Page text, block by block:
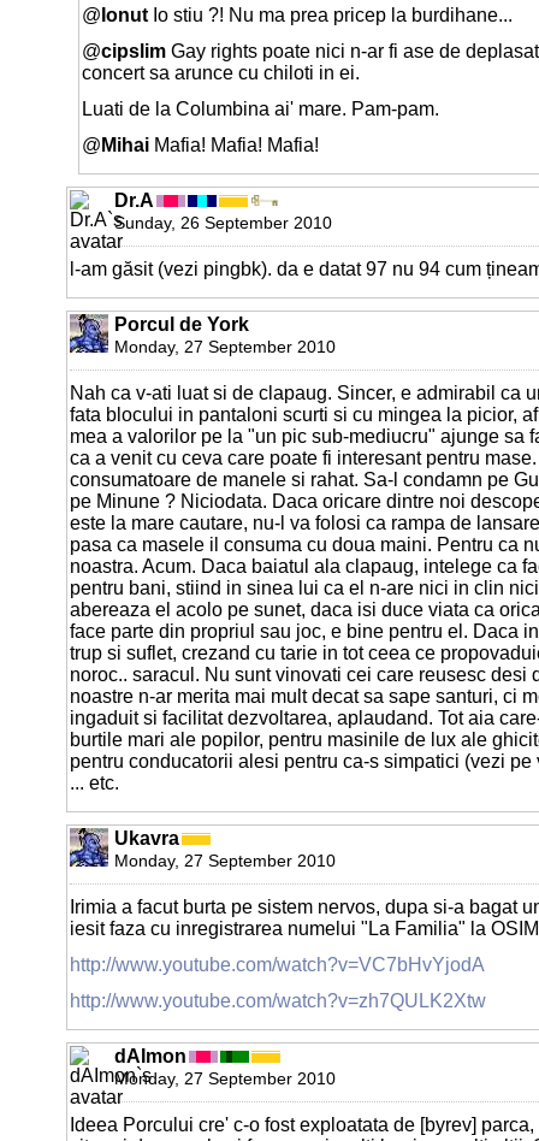
@ Ionut Io stiu ?! Nu ma prea pricep la burdihane...
@cipslim Gay rights poate nici n-ar fi ase de
concert sa arunce cu chiloti in ei.
Luati de la Columbina ai' mare. Pam-pam.
@ Mihai Mafia! Mafia! Mafia!
Dr.A
Sunday, 26 September 2010
l-am găsit (vezi pingbk). da e datat 97 nu 94 cum
Porcul de York
Monday, 27 September 2010
Nah ca v-ati luat si de clapaug. Sincer, e admirabil ca
fata blocului in pantaloni scurti si cu mingea la picior,
mea a valorilor pe la "un pic sub-mediucru" ajunge sa
ca a venit cu ceva care poate fi interesant pentru
consumatoare de manele si rahat. Sa-l condamn pe
pe Minune ? Niciodata. Daca oricare dintre noi
este la mare cautare, nu-l va folosi ca rampa de
pasa ca masele il consuma cu doua maini. Pentru ca
noastra. Acum. Daca baiatul ala clapaug, intelege ca
pentru bani, stiind in sinea lui ca el n-are nici in clin
abereaza el acolo pe sunet, daca isi duce viata ca
face parte din propriul sau joc, e bine pentru el. Daca
trup si suflet, crezand cu tarie in tot ceea ce
noroc.. saracul. Nu sunt vinovati cei care reusesc desi
noastre n-ar merita mai mult decat sa sape santuri, ci
ingaduit si facilitat dezvoltarea, aplaudand. Tot aia
burtile mari ale popilor, pentru masinile de lux ale
pentru conducatorii alesi pentru ca-s simpatici (vezi pe
... etc.
Ukavra
Monday, 27 September 2010
Irimia a facut burta pe sistem nervos, dupa si-a bagat
iesit faza cu inregistrarea numelui "La Familia" la
http://www.youtube.com/watch?v=VC7bHvYjodA
http://www.youtube.com/watch?v=zh7QULK2Xtw
dAImon
Monday, 27 September 2010
Ideea Porcului cre' c-o fost exploatata de [byrev]